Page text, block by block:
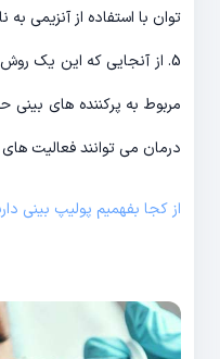
توان با استفاده از آنزیمی به
5. از آنجایی که این یک
مربوط به پرکننده های بینی
درمان می توانند فعالیت
از کجا بفهمیم پولیپ بینی